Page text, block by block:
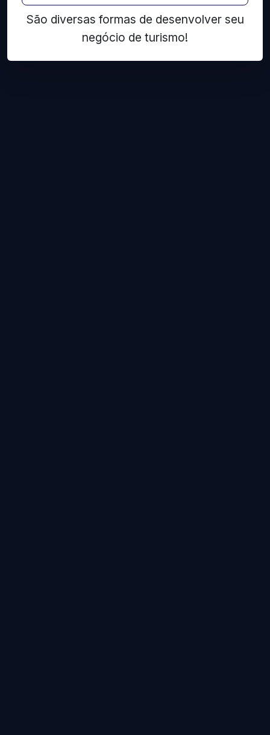
São diversas formas de desenvolver seu
negócio de turismo!